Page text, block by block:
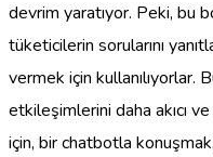
devrim yaratıyor. Peki, bu
tüketicilerin sorularını
vermek için
etkileşimlerini daha akıcı
için, bir chatbotla